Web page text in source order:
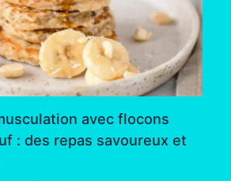
avec flocons
: des repas savoureux et